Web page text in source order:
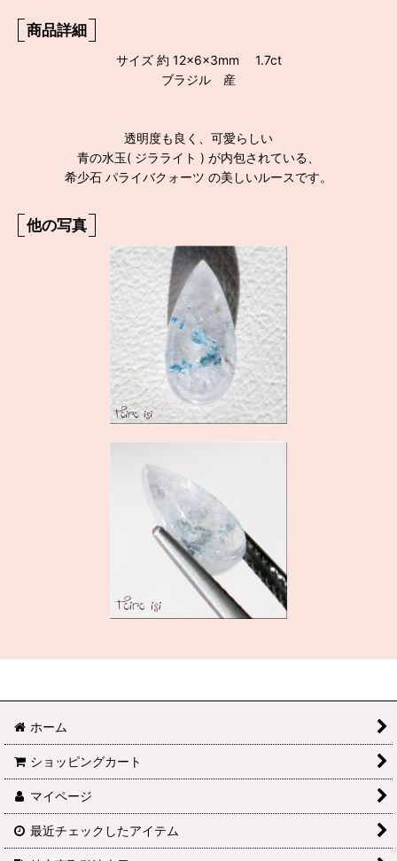
商品詳細
サイズ 約 12×6×3mm 1.7ct
ブラジル 産
透明度も良く、可愛らしい
青の水玉( ジラライト ) が内包されている、
希少石 パライバクォーツ の美しいルースです。
他の写真
ホーム
ショッピングカート
マイページ
最近チェックしたアイテム